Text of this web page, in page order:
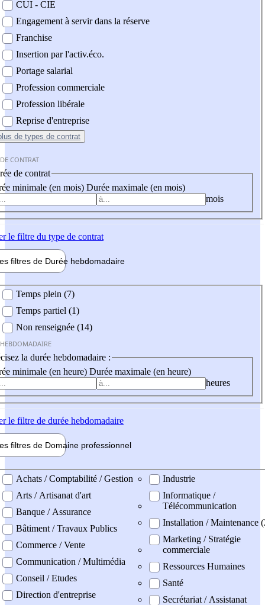
CUI - CIE
Engagement à servir dans la réserve
Franchise
Insertion par l'activ.éco.
Portage salarial
Profession commerciale
Profession libérale
Reprise d'entreprise
de types de contrat
CONTRAT
de contrat
minimale (en mois) Durée maximale (en mois)
mois
le filtre du type de contrat
filtres de Durée hebdomadaire
Temps plein (7)
Temps partiel (1)
Non renseignée (14)
la durée hebdomadaire :
minimale (en heure) Durée maximale (en heure)
heures
le filtre de durée hebdomadaire
filtres de Domaine professionnel
professionel
Achats / Comptabilité / Gestion
Arts / Artisanat d'art
Banque / Assurance
Bâtiment / Travaux Publics
Commerce / Vente
Communication / Multimédia
Conseil / Etudes
Direction d'entreprise
Industrie
Informatique /
Télécommunication
Installation / Maintenance
Marketing / Stratégie
commerciale
Ressources Humaines
Santé
Secrétariat / Assistanat